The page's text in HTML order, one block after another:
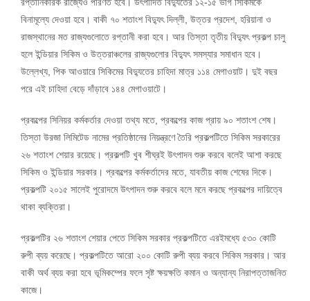
বিনামূল্যে দেওয়া হবে। বাকী ৭০ শতাংশ বিদ্যুৎ দিল্লী, উত্তর প্রদেশ, হরিয়ানা ও
রাজস্থানের মত রাজ্যগুলোতে রপ্তানী করা হবে। আর তিস্তা তৃতীয় বিদ্যুৎ প্রকল্প চালু
হলে ইন্ডিয়ার সিকিম ও উত্তরাঞ্চলের রাজ্যগুলোর বিদ্যুৎ সমস্যার সমাধান হবে।
উল্লেখ্য, পিক আওয়ারে সিকিমের বিদ্যুতের চাহিদা মাত্র ১১৪ মেগাওয়াট। দুই বছর
পরে এই চাহিদা বেড়ে দাঁড়াবে ১৪৪ মেগাওয়াটে।
প্রকল্পের সিনিয়র কর্মকর্তার দেওয়া তথ্য মতে, প্রকল্পের কাজ প্রায় ৯০ শতাংশ শেষ।
তিস্তা উরজা লিমিটেড নামের প্রতিষ্ঠানের নিয়ন্ত্রণে তৈরি প্রকল্পটিতে সিকিম সরকারের
২৬ শতাংশ শেয়ার রয়েছে। প্রকল্পটি খুব শীঘ্রই উৎপাদন শুরু করবে বলেই আশা করছে
সিকিম ও ইন্ডিয়ার সরকার। প্রকল্পের কর্মকর্তাদের মতে, যাবতীয় কাজ শেষের দিকে।
প্রকল্পটি ২০১৫ সালেই পুরোদমে উৎপাদন শুরু করবে বলে মনে করছে প্রকল্পের দায়িত্বে
থাকা ব্যক্তিরা।
প্রকল্পটির ২৬ শতাংশ শেয়ার পেতে সিকিম সরকার প্রকল্পটিতে এরইমধ্যে ৫৩০ কোটি
রুপী ব্যয় করেছে। প্রকল্পটিতে আরো ২০০ কোটি রুপী ব্যয় করবে সিকিম সরকার। আর
বাকী অর্থ ব্যয় করা হবে ভূমিকম্পের ফলে সৃষ্ট ক্ষয়ক্ষতি কমান ও অন্যান্য নিরাপত্তাজনিত
কাজে।